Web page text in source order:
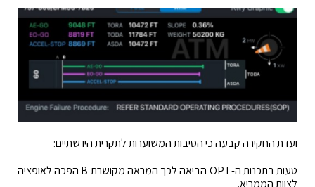
ועדת החקירה קבעה כי הסיבות המשוערות לתקרית היו שתיים:
טעות בתכנות ה-OPT הביאה לכך המראה מקושרת B הפכה לאופציה
לצוות הממריא.